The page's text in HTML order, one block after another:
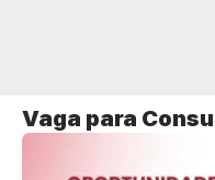
Vaga para